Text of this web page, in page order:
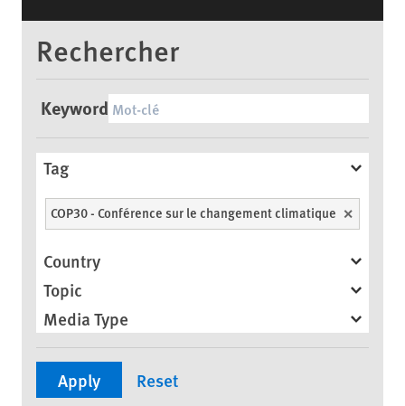
Rechercher
Keyword
Tag
COP30 - Conférence sur le changement climatique Unselect
Country
Topic
Media Type